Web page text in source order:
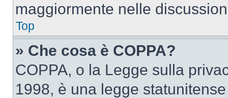
maggiormente nelle
Top
» Che cosa è COPPA?
COPPA, o la Legge sulla
1998, è una legge